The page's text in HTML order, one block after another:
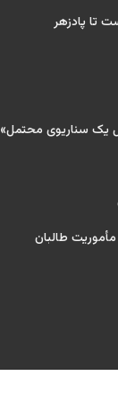
تا پادزهر
یک سناریوی محتمل»
طالبان